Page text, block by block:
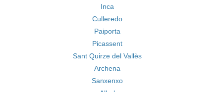
Inca
Culleredo
Paiporta
Picassent
Sant Quirze del Vallès
Archena
Sanxenxo